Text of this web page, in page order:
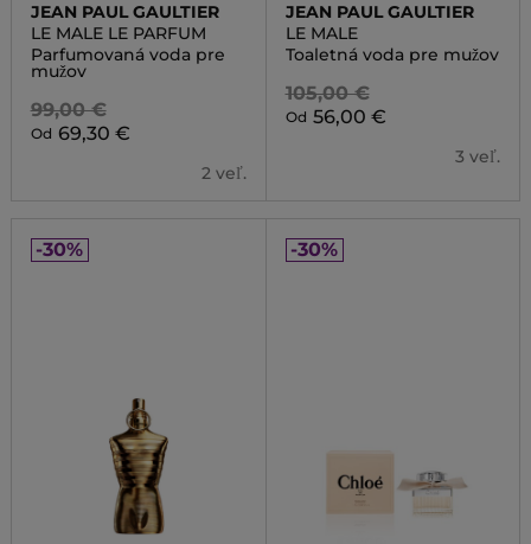
JEAN PAUL GAULTIER
LE MALE LE PARFUM
Parfumovaná voda pre
mužov
99,00 €
Od 69,30 €
2 veľ.
JEAN PAUL GAULTIER
LE MALE
Toaletná voda pre mužov
105,00 €
Od 56,00 €
3 veľ.
-30% -30%